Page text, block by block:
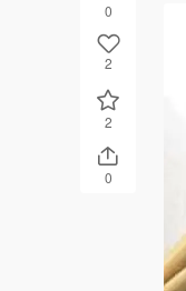
0
2
2
0